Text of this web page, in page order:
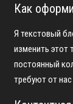
Как
Я текстовый
изменить этот
постоянный
требуют от